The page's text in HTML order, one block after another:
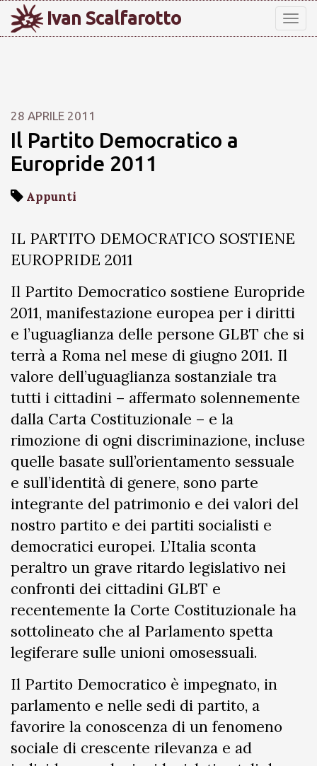
Ivan Scalfarotto
28 APRILE 2011
Il Partito Democratico a
Europride 2011
Appunti
IL PARTITO DEMOCRATICO SOSTIENE
EUROPRIDE 2011
Il Partito Democratico sostiene Europride
2011, manifestazione europea per i diritti
e l’uguaglianza delle persone GLBT che si
terrà a Roma nel mese di giugno 2011. Il
valore dell’uguaglianza sostanziale tra
tutti i cittadini – affermato solennemente
dalla Carta Costituzionale – e la
rimozione di ogni discriminazione, incluse
quelle basate sull’orientamento sessuale
e sull’identità di genere, sono parte
integrante del patrimonio e dei valori del
nostro partito e dei partiti socialisti e
democratici europei. L’Italia sconta
peraltro un grave ritardo legislativo nei
confronti dei cittadini GLBT e
recentemente la Corte Costituzionale ha
sottolineato che al Parlamento spetta
legiferare sulle unioni omosessuali.
Il Partito Democratico è impegnato, in
parlamento e nelle sedi di partito, a
favorire la conoscenza di un fenomeno
sociale di crescente rilevanza e ad